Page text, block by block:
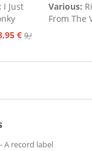
I Just
€ 9,95 €
Various:
From The
A record label